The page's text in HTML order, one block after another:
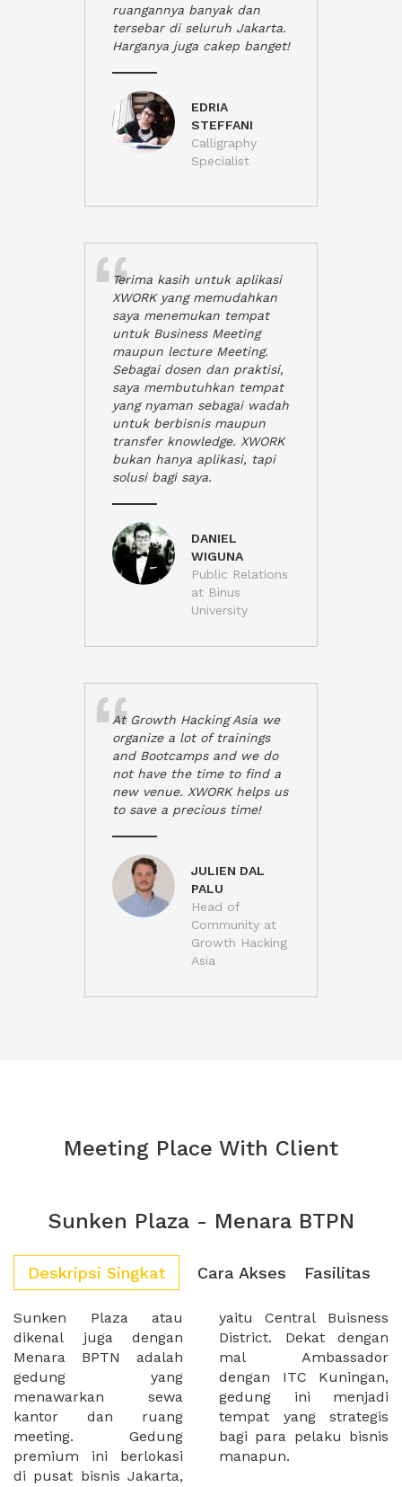
ruangannya banyak dan
tersebar di seluruh Jakarta.
Harganya juga cakep banget!
EDRIA
STEFFANI
Calligraphy
Specialist
Terima kasih untuk aplikasi
XWORK yang memudahkan
saya menemukan tempat
untuk Business Meeting
maupun lecture Meeting.
Sebagai dosen dan praktisi,
saya membutuhkan tempat
yang nyaman sebagai wadah
untuk berbisnis maupun
transfer knowledge. XWORK
bukan hanya aplikasi, tapi
solusi bagi saya.
DANIEL
WIGUNA
Public Relations
at Binus
University
At Growth Hacking Asia we
organize a lot of trainings
and Bootcamps and we do
not have the time to find a
new venue. XWORK helps us
to save a precious time!
JULIEN DAL
PALU
Head of
Community at
Growth Hacking
Asia
Meeting Place With Client
Sunken Plaza - Menara BTPN
Deskripsi Singkat Cara Akses Fasilitas
Sunken Plaza atau
dikenal juga dengan
Menara BPTN adalah
gedung yang
menawarkan sewa
kantor dan ruang
meeting. Gedung
premium ini berlokasi
di pusat bisnis Jakarta,
yaitu Central Buisness
District. Dekat dengan
mal Ambassador
dengan ITC Kuningan,
gedung ini menjadi
tempat yang strategis
bagi para pelaku bisnis
manapun.